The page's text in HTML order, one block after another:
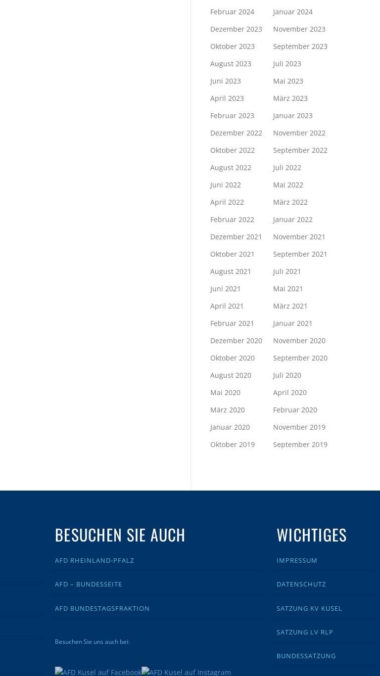
Februar 2024
Januar 2024
Dezember 2023
November 2023
Oktober 2023
September 2023
August 2023
Juli 2023
Juni 2023
Mai 2023
April 2023
März 2023
Februar 2023
Januar 2023
Dezember 2022
November 2022
Oktober 2022
September 2022
August 2022
Juli 2022
Juni 2022
Mai 2022
April 2022
März 2022
Februar 2022
Januar 2022
Dezember 2021
November 2021
Oktober 2021
September 2021
August 2021
Juli 2021
Juni 2021
Mai 2021
April 2021
März 2021
Februar 2021
Januar 2021
Dezember 2020
November 2020
Oktober 2020
September 2020
August 2020
Juli 2020
Mai 2020
April 2020
März 2020
Februar 2020
Januar 2020
November 2019
Oktober 2019
September 2019
BESUCHEN SIE AUCH
AFD RHEINLAND-PFALZ
AFD – BUNDESSEITE
AFD BUNDESTAGSFRAKTION
Besuchen Sie uns auch bei:
WICHTIGES
IMPRESSUM
DATENSCHUTZ
SATZUNG KV KUSEL
SATZUNG LV RLP
BUNDESSATZUNG